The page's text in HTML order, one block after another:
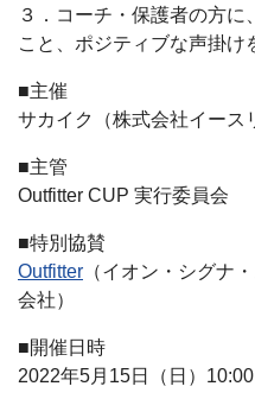
３．コーチ・保護者の方
こと、ポジティブな声掛け
■主催
サカイク（株式会社イース
■主管
Outfitter CUP 実行委員会
■特別協賛
Outfitter （イオン・シグナ
会社）
■開催日時
2022年5月15日（日）